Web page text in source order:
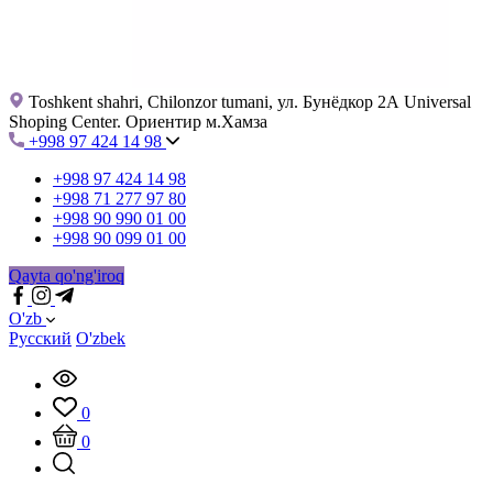
Toshkent shahri, Chilonzor tumani, ул. Бунёдкор 2А Universal
Shoping Center. Ориентир м.Хамза
+998 97 424 14 98
+998 97 424 14 98
+998 71 277 97 80
+998 90 990 01 00
+998 90 099 01 00
Qayta qo'ng'iroq
O'zb
Русский O'zbek
0
0